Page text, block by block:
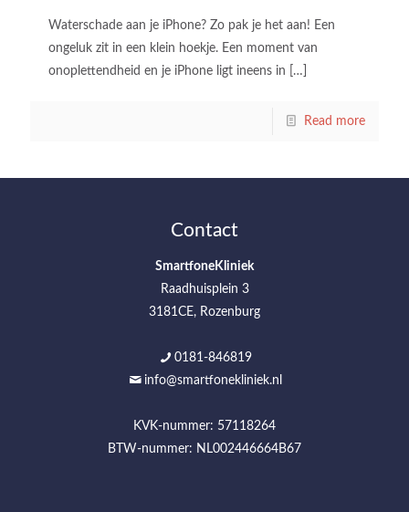
Waterschade aan je iPhone? Zo pak je het aan! Een
ongeluk zit in een klein hoekje. Een moment van
onoplettendheid en je iPhone ligt ineens in […]
Read more
Contact
SmartfoneKliniek
Raadhuisplein 3
3181CE, Rozenburg
0181-846819
info@smartfonekliniek.nl
KVK-nummer: 57118264
BTW-nummer: NL002446664B67